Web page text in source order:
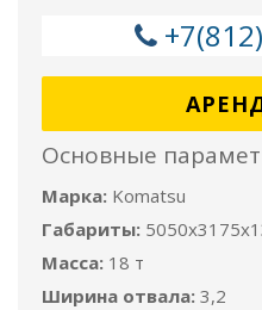
Основные
Марка: Komatsu
Габариты:
Масса: 18 т
Ширина отвала: 3,2